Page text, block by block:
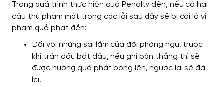
Trong quá trình thực hiện quả Penalty đền, nếu cả hai
cầu thủ phạm một trong các lỗi sau đây sẽ bị coi là vi
phạm quả phạt đền:
Đối với những sai lầm của đội phòng ngự, trước
khi trận đấu bắt đầu, nếu ghi bàn thắng thì sẽ
được hưởng quả phát bóng lên, ngược lại sẽ đá
lại.